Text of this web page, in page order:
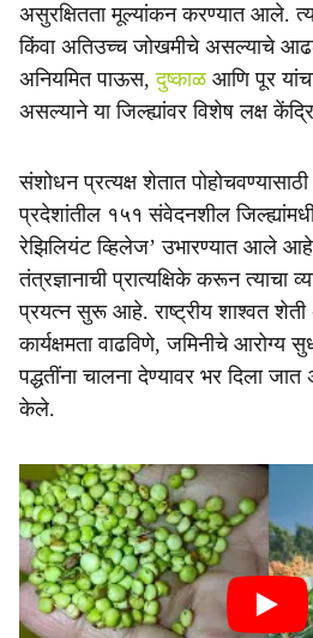
असुरक्षितता मूल्यांकन करण्यात आले.
किंवा अतिउच्च जोखमीचे असल्याचे
अनियमित पाऊस,दुष्काळ आणि पूर
असल्याने या जिल्ह्यांवर विशेष लक्ष
संशोधन प्रत्यक्ष शेतात
प्रदेशांतील १५१ संवेदनशील
रेझिलियंट व्हिलेज’ उभारण्यात आले
तंत्रज्ञानाची प्रात्यक्षिके करून त्याचा
प्रयत्न सुरू आहे. राष्ट्रीय शाश्वत शेती
कार्यक्षमता वाढविणे, जमिनीचे आरोग्य
पद्धतींना चालना देण्यावर भर दिला
केले.